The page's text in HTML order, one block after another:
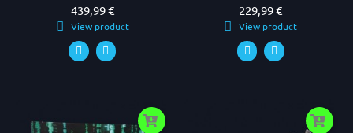
Prezzo
439,99 €
View product
Prezzo
229,99 €
View product